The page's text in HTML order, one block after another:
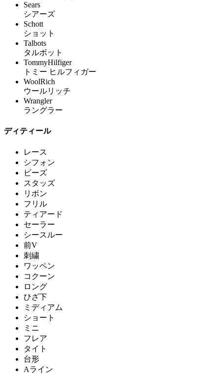
Sears
シアーズ
Schott
ショット
Talbots
タルボット
TommyHilfiger
トミー ヒルフィガー
WoolRich
ウールリッチ
Wrangler
ラングラー
ディティール
レース
シフォン
ビーズ
スタッズ
リボン
フリル
ティアード
セーラー
シースルー
前V
刺繍
ワッペン
コクーン
ロング
ひざ下
ミディアム
ショート
ミニ
フレア
タイト
台形
Aライン